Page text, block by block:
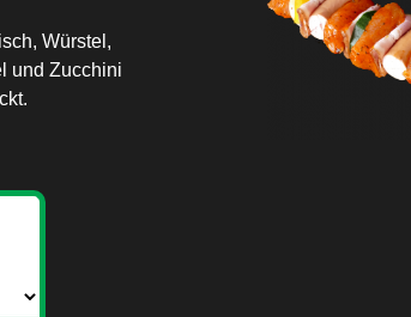
Würstel,
und Zucchini